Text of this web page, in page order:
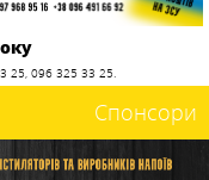
25, 096 325 33 25.
Спонсори